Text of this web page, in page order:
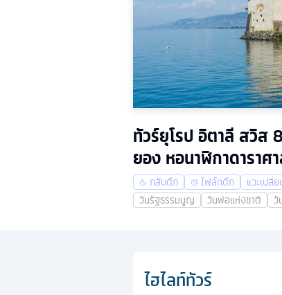
ทัวร์ยุโรป อิตาลี สวิส
ยอง หอนาฬิกาดาราศ
กลับดึก ไฟล์ทดึก
แวะเปลี่
วันรัฐธรรมนูญ
วันพ่อแห่งชาติ วั
ไฮไลท์ทัวร์